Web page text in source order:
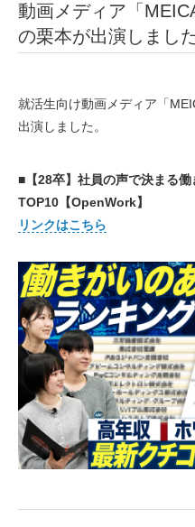
動画メディア「
の栗本が出演しまし
就活生向け動画メディア「
出演しました。
■【28卒】社員の声で決まる
TOP10【OpenWork】
リンクはこちら